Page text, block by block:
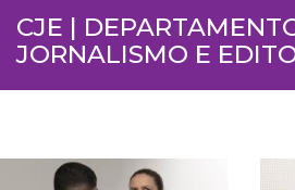
CJE |
JORNALISMO E